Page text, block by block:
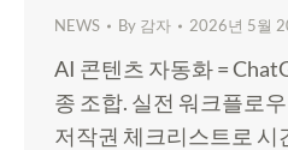
NEWS By 감자 2026년 5월
AI 콘텐츠 자동화 =
종 조합. 실전 워크플로
저작권 체크리스트로 시